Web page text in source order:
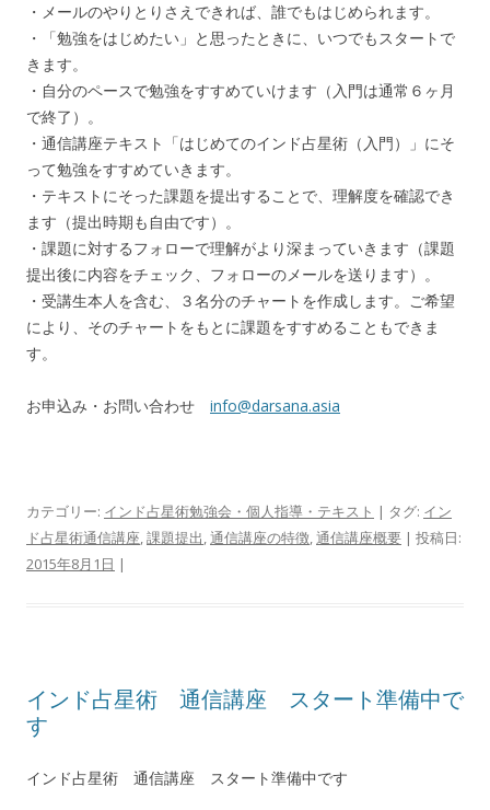
・メールのやりとりさえできれば、誰でもはじめられます。
・「勉強をはじめたい」と思ったときに、いつでもスタートで
きます。
・自分のペースで勉強をすすめていけます（入門は通常６ヶ月
で終了）。
・通信講座テキスト「はじめてのインド占星術（入門）」にそ
って勉強をすすめていきます。
・テキストにそった課題を提出することで、理解度を確認でき
ます（提出時期も自由です）。
・課題に対するフォローで理解がより深まっていきます（課題
提出後に内容をチェック、フォローのメールを送ります）。
・受講生本人を含む、３名分のチャートを作成します。ご希望
により、そのチャートをもとに課題をすすめることもできま
す。
お申込み・お問い合わせ info@darsana.asia
カテゴリー: インド占星術勉強会・個人指導・テキスト | タグ: イン
ド占星術通信講座,課題提出,通信講座の特徴,通信講座概要 | 投稿日:
2015年8月1日 |
インド占星術 通信講座 スタート準備中で
す
インド占星術 通信講座 スタート準備中です